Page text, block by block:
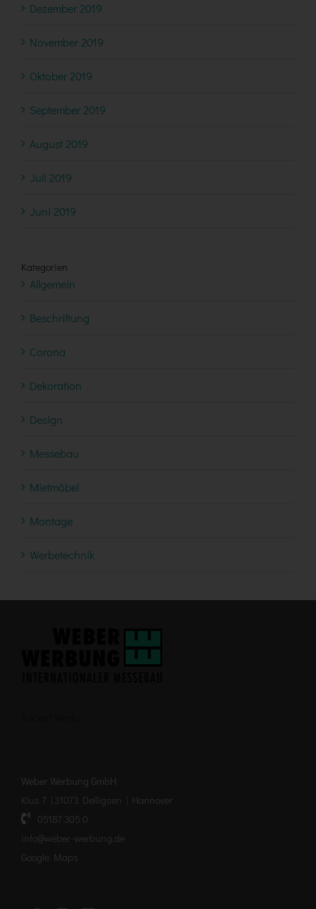
Dezember 2019
November 2019
Oktober 2019
September 2019
August 2019
Juli 2019
Juni 2019
Kategorien
Allgemein
Beschriftung
Corona
Dekoration
Design
Messebau
Mietmöbel
Montage
Werbetechnik
Weber Werbung GmbH
Klus 7 | 31073 Delligsen | Hannover
05187 305 0
info@weber-werbung.de
Google Maps